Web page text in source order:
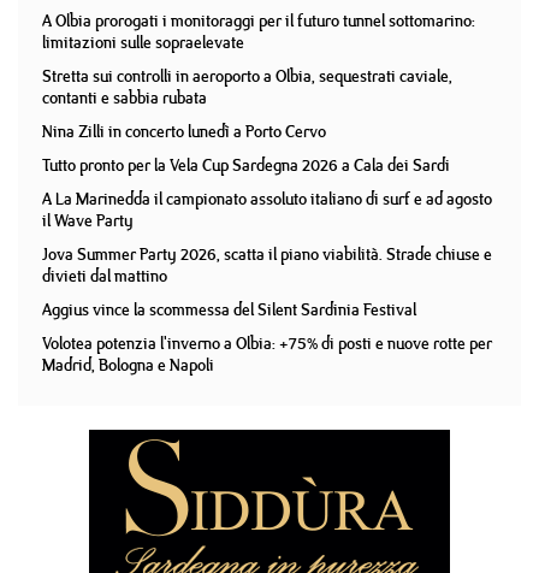
A Olbia prorogati i monitoraggi per il futuro tunnel sottomarino:
limitazioni sulle sopraelevate
Stretta sui controlli in aeroporto a Olbia, sequestrati caviale,
contanti e sabbia rubata
Nina Zilli in concerto lunedì a Porto Cervo
Tutto pronto per la Vela Cup Sardegna 2026 a Cala dei Sardi
A La Marinedda il campionato assoluto italiano di surf e ad agosto
il Wave Party
Jova Summer Party 2026, scatta il piano viabilità. Strade chiuse e
divieti dal mattino
Aggius vince la scommessa del Silent Sardinia Festival
Volotea potenzia l'inverno a Olbia: +75% di posti e nuove rotte per
Madrid, Bologna e Napoli